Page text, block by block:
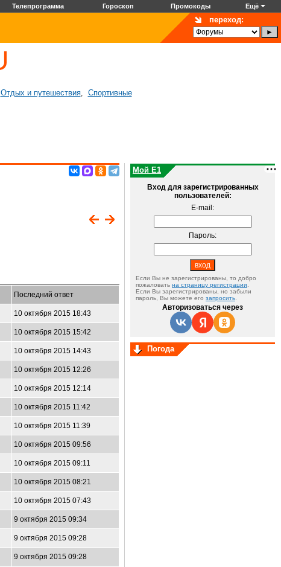
Телепрограмма Гороскоп Промокоды Ещё
переход:
Отдых и путешествия, Спортивные
Последний ответ
10 октября 2015 18:43
10 октября 2015 15:42
10 октября 2015 14:43
10 октября 2015 12:26
10 октября 2015 12:14
10 октября 2015 11:42
10 октября 2015 11:39
10 октября 2015 09:56
10 октября 2015 09:11
10 октября 2015 08:21
10 октября 2015 07:43
9 октября 2015 09:34
9 октября 2015 09:28
9 октября 2015 09:28
Мой E1
Вход для зарегистрированных
пользователей:
E-mail:
Пароль:
Если Вы не зарегистрированы, то добро
пожаловать на страницу регистрации
Если Вы зарегистрированы, но забыли
пароль, Вы можете его запросить
Авторизоваться через
Погода